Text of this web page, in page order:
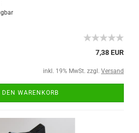
7,38 EUR
inkl. 19% MwSt. zzgl. Versand
DEN WARENKORB